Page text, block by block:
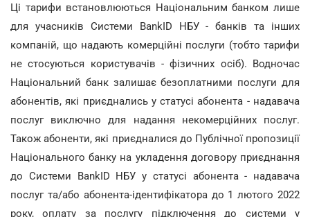
Ці тарифи встановлюються Національним банком лише
для учасників Системи BankID НБУ - банків та інших
компаній, що надають комерційні послуги (тобто тарифи
не стосуються користувачів - фізичних осіб). Водночас
Національний банк залишає безоплатними послуги для
абонентів, які приєднались у статусі абонента - надавача
послуг виключно для надання некомерційних послуг.
Також абоненти, які приєдналися до Публічної пропозиції
Національного банку на укладення договору приєднання
до Системи BankID НБУ у статусі абонента - надавача
послуг та/або абонента-ідентифікатора до 1 лютого 2022
року, оплату за послугу підключення до системи у